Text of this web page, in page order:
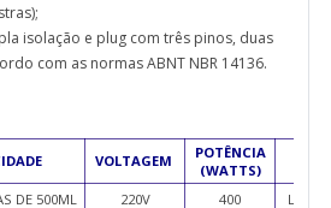
isolação e plug com três pinos, duas
com as normas ABNT NBR 14136.
VOLTAGEM
POTÊNCIA
(WATTS)
DE 500ML 220V 400 L=756